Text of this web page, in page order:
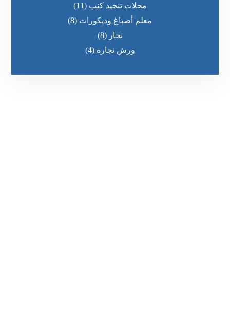
محلات تنجيد كنب (11)
معلم أصباغ وديكورات (8)
نجار (8)
ورش نجاره (4)